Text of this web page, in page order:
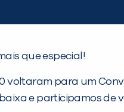
que especial!
voltaram para um
e participamos